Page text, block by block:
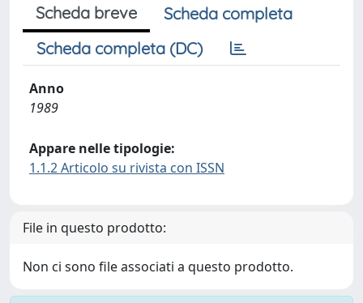
Scheda breve
Scheda completa
Scheda completa (DC)
Anno
1989
Appare nelle tipologie:
1.1.2 Articolo su rivista con ISSN
File in questo prodotto:
Non ci sono file associati a questo prodotto.